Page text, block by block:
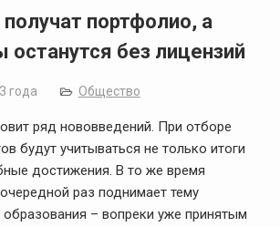
портфолио, а
останутся без лицензий
года Общество
ряд нововведений. При отборе
будут учитываться не только итоги
достижения. В то же время
раз поднимает тему
образования – вопреки уже принятым